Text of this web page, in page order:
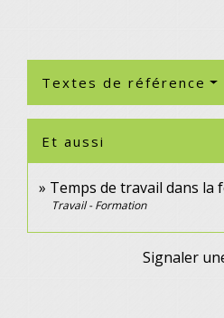
Textes de référence
Et aussi
Temps de travail dans la
Travail - Formation
Signaler